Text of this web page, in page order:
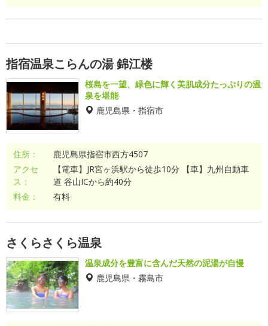
指宿温泉こらんの湯 錦江楼
桜島を一望、緑色に輝く美肌成分たっぷりの温
泉を堪能
鹿児島県・指宿市
住所：
鹿児島県指宿市西方4507
アクセ
ス：
【電車】JR宮ヶ浜駅から徒歩10分 【車】九州自動車
道 谷山ICから約40分
料金：
有料
さくらさくら温泉
温泉成分を豊富に含んだ天然の泥湯が自慢
鹿児島県・霧島市